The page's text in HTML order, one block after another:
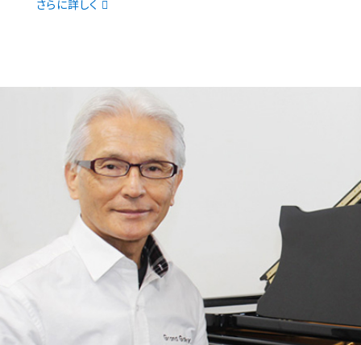
さらに詳しく